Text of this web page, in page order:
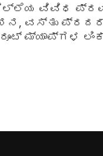
ವಿವಿಧ
ವಸ್ತು
ಮ್ಯಾಪ್‌ಗಳ